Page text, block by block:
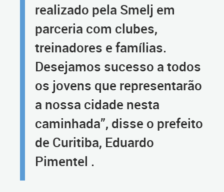
realizado pela Smelj em
parceria com clubes,
treinadores e famílias.
Desejamos sucesso a todos
os jovens que representarão
a nossa cidade nesta
caminhada”, disse o prefeito
de Curitiba, Eduardo
Pimentel .